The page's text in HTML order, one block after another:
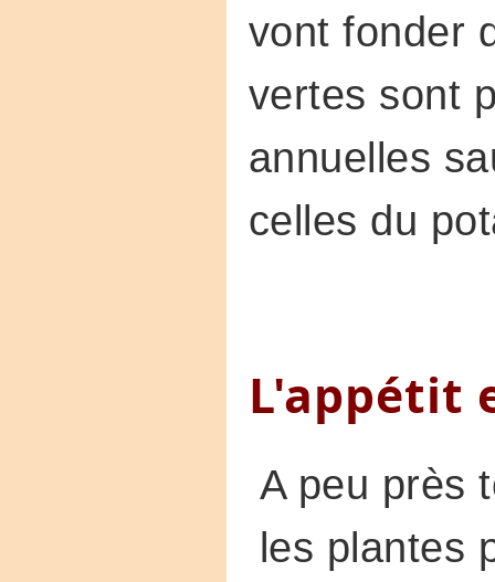
vont fonder
vertes sont
annuelles
celles du
L'appétit
A peu près
les plantes